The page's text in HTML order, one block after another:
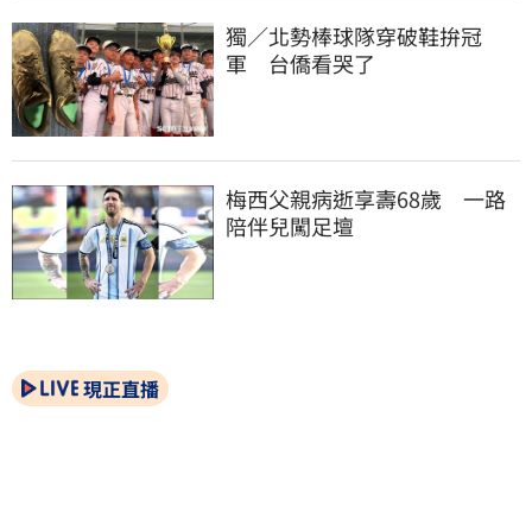
獨／北勢棒球隊穿破鞋拚冠
軍　台僑看哭了
梅西父親病逝享壽68歲　一路
陪伴兒闖足壇
現正直播